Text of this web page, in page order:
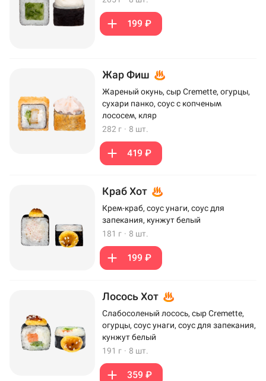
199 ₽
Жар Фиш
Жареный окунь, сыр Cremette, огурцы,
сухари панко, соус с копченым
лососем, кляр
282 г · 8 шт.
419 ₽
Краб Хот
Крем-краб, соус унаги, соус для
запекания, кунжут белый
181 г · 8 шт.
199 ₽
Лосось Хот
Слабосоленый лосось, сыр Cremette,
огурцы, соус унаги, соус для запекания,
кунжут белый
191 г · 8 шт.
359 ₽